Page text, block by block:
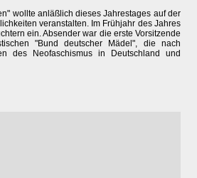
wollte anläßlich dieses Jahrestages auf der
veranstalten. Im Frühjahr des Jahres
ein. Absender war die erste Vorsitzende
"Bund deutscher Mädel", die nach
des Neofaschismus in Deutschland und